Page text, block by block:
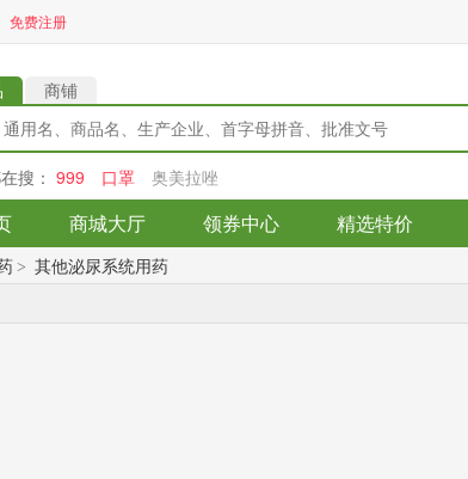
免费注册
商铺
搜： 999 口罩 奥美拉唑
商城大厅 领券中心 精选特价
> 其他泌尿系统用药